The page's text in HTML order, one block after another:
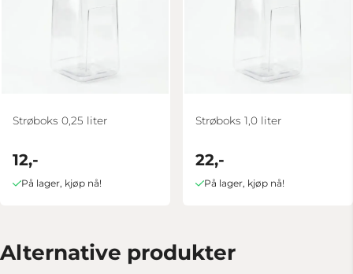
Strøboks 0,25 liter
12,-
På lager, kjøp nå!
Strøboks 1,0 liter
22,-
På lager, kjøp nå!
Alternative produkter